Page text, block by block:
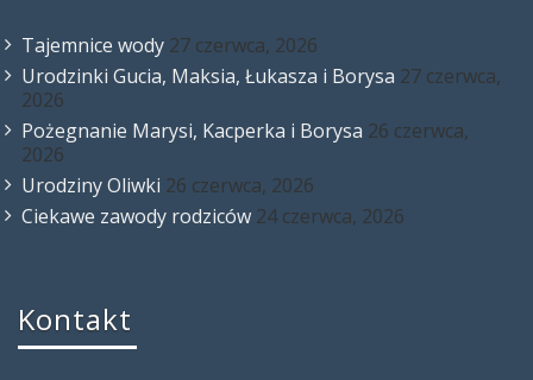
Tajemnice wody 27 czerwca, 2026
Urodzinki Gucia, Maksia, Łukasza i Borysa 27 czerwca,
2026
Pożegnanie Marysi, Kacperka i Borysa 26 czerwca,
2026
Urodziny Oliwki 26 czerwca, 2026
Ciekawe zawody rodziców 24 czerwca, 2026
Kontakt